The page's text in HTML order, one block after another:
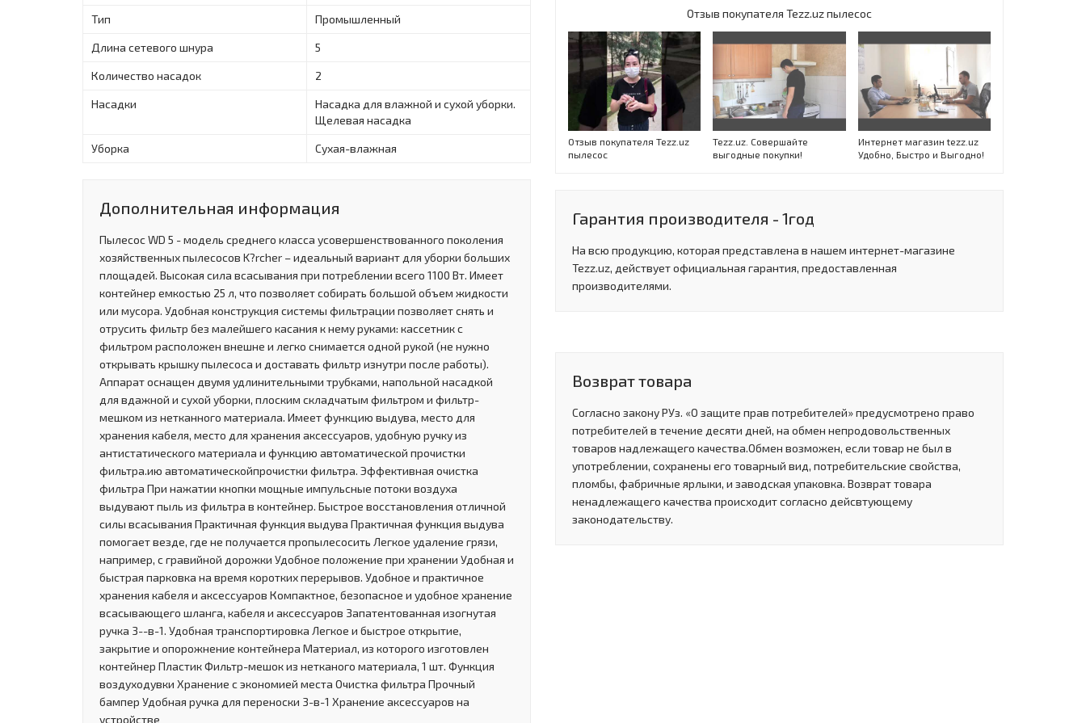
Тип Промышленный
Длина сетевого шнура 5
Количество насадок 2
Насадки
Насадка для влажной и сухой уборки.
Щелевая насадка
Уборка Сухая-влажная
Дополнительная информация
Пылесос WD 5 - модель среднего класса усовершенствованного поколения
хозяйственных пылесосов K?rcher – идеальный вариант для уборки больших
площадей. Высокая сила всасывания при потреблении всего 1100 Вт. Имеет
контейнер емкостью 25 л, что позволяет собирать большой объем жидкости
или мусора. Удобная конструкция системы фильтрации позволяет снять и
отрусить фильтр без малейшего касания к нему руками: кассетник с
фильтром расположен внешне и легко снимается одной рукой (не нужно
открывать крышку пылесоса и доставать фильтр изнутри после работы).
Аппарат оснащен двумя удлинительными трубками, напольной насадкой
для вдажной и сухой уборки, плоским складчатым фильтром и фильтр-
мешком из нетканного материала. Имеет функцию выдува, место для
хранения кабеля, место для хранения аксессуаров, удобную ручку из
антистатического материала и функцию автоматической прочистки
фильтра.ию автоматическойпрочистки фильтра. Эффективная очистка
фильтра При нажатии кнопки мощные импульсные потоки воздуха
выдувают пыль из фильтра в контейнер. Быстрое восстановления отличной
силы всасывания Практичная функция выдува Практичная функция выдува
помогает везде, где не получается пропылесосить Легкое удаление грязи,
например, с гравийной дорожки Удобное положение при хранении Удобная и
быстрая парковка на время коротких перерывов. Удобное и практичное
хранения кабеля и аксессуаров Компактное, безопасное и удобное хранение
всасывающего шланга, кабеля и аксессуаров Запатентованная изогнутая
ручка 3--в-1. Удобная транспортировка Легкое и быстрое открытие,
закрытие и опорожнение контейнера Материал, из которого изготовлен
контейнер Пластик Фильтр-мешок из нетканого материала, 1 шт. Функция
воздуходувки Хранение с экономией места Очистка фильтра Прочный
бампер Удобная ручка для переноски 3-в-1 Хранение аксессуаров на
устройстве
Отзыв покупателя Tezz.uz пылесос
Отзыв покупателя Tezz.uz
пылесос
Tezz.uz. Совершайте
выгодные покупки!
Интернет магазин tezz.uz
Удобно, Быстро и Выгодно!
Гарантия производителя - 1год
На всю продукцию, которая представлена в нашем интернет-магазине
Tezz.uz, действует официальная гарантия, предоставленная
производителями.
Возврат товара
Согласно закону РУз. «О защите прав потребителей» предусмотрено право
потребителей в течение десяти дней, на обмен непродовольственных
товаров надлежащего качества.Обмен возможен, если товар не был в
употреблении, сохранены его товарный вид, потребительские свойства,
пломбы, фабричные ярлыки, и заводская упаковка. Возврат товара
ненадлежащего качества происходит согласно дейсвтующему
законодательству.